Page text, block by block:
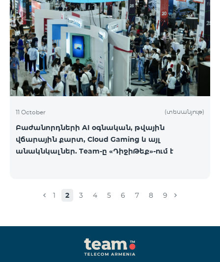
11 October (տեսանյութ)
Բաժանորդների AI օգնական, թվային
վճարային քարտ, Cloud Gaming և այլ
անակնկալներ. Team-ը «ԴիջիԹեք»-ում է
1 2 3 4 5 6 7 8 9